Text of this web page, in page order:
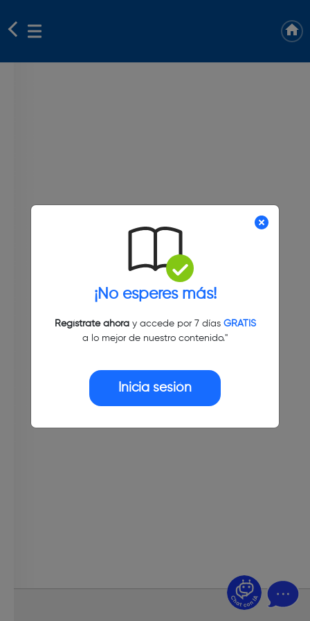
¡No esperes más!
Regístrate ahoray accede por 7 días GRATIS
a lo mejor de nuestro contenido."
Inicia sesión